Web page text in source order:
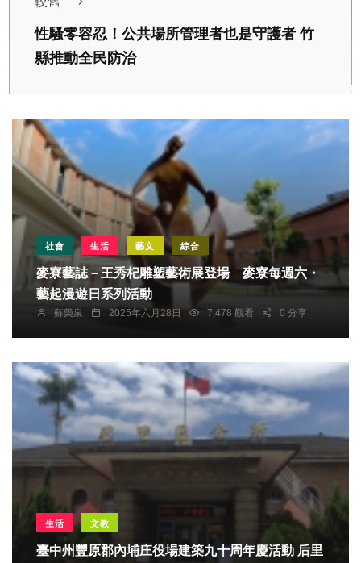
性騷零容忍！公共場所管理者也是守護者 竹
縣推動全民防治
社會 生活 藝文 綜合
麥寮藝誌－王秀杞雕塑藝術展登場 麥寮每週六・
藝起漫遊日系列活動
蘇榮泉 2025年六月28日 7,478 觀看 0 分享
生活 文教
臺中州豐原郡內埔庄役場建築九十周年慶活動 后里